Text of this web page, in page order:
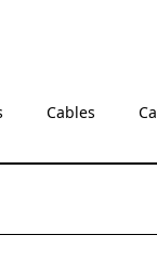
Cables